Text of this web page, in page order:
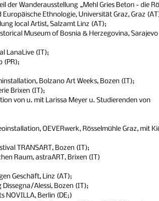
der Wanderausstellung „Mehl Gries Beton - die
Ethnologie, Universität Graz, Graz
local Artist, Salzamt Linz (AT);
Museum of Bosnia & Herzegovina,
LanaLive (IT);
(PR);
Bolzano Art Weeks, Bozen (IT);
Brixen (IT);
von u. mit Larissa Meyer u. Studierenden von
OEVERwerk, Rösselmühle Graz, mit
TRANSART, Bozen (IT);
Raum, astraART, Brixen (IT)
Geschäft, Linz (AT);
Alessi, Bozen (IT);
NOVILLA, Berlin (DE;)